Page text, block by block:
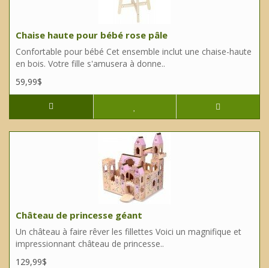
Chaise haute pour bébé rose pâle
Confortable pour bébé Cet ensemble inclut une chaise-haute
en bois. Votre fille s'amusera à donne..
59,99$
Château de princesse géant
Un château à faire rêver les fillettes Voici un magnifique et
impressionnant château de princesse..
129,99$